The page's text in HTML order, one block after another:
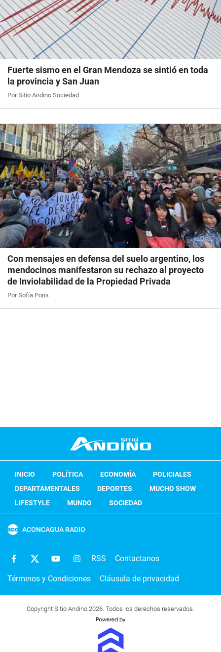
Fuerte sismo en el Gran Mendoza se sintió en toda
la provincia y San Juan
Por Sitio Andino Sociedad
Con mensajes en defensa del suelo argentino, los
mendocinos manifestaron su rechazo al proyecto
de Inviolabilidad de la Propiedad Privada
Por Sofía Pons
INICIO POLÍTICA ECONOMÍA
POLICIALES
DEPARTAMENTALES
DEPORTES
MUCHO SHOW
LIFESTYLE
MUNDO SOCIEDAD
ACONCAGUA RADIO
RSS Contactanos
Términos y Condiciones Cláusula de privacidad
Copyright Sitio Andino 2026. Todos los derechos reservados.